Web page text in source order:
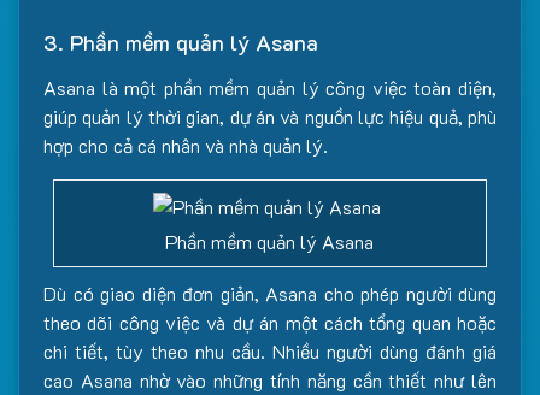
3. Phần mềm quản lý Asana
Asana là một phần mềm quản lý công việc toàn diện,
giúp quản lý thời gian, dự án và nguồn lực hiệu quả, phù
hợp cho cả cá nhân và nhà quản lý.
Phần mềm quản lý Asana
Dù có giao diện đơn giản, Asana cho phép người dùng
theo dõi công việc và dự án một cách tổng quan hoặc
chi tiết, tùy theo nhu cầu. Nhiều người dùng đánh giá
cao Asana nhờ vào những tính năng cần thiết như lên